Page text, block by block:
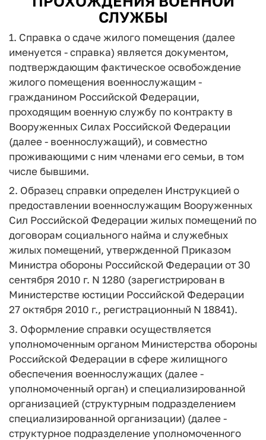
СЛУЖБЫ
1. Справка о сдаче жилого помещения (далее
именуется - справка) является документом,
подтверждающим фактическое освобождение
жилого помещения военнослужащим -
гражданином Российской Федерации,
проходящим военную службу по контракту в
Вооруженных Силах Российской Федерации
(далее - военнослужащий), и совместно
проживающими с ним членами его семьи, в том
числе бывшими.
2. Образец справки определен Инструкцией о
предоставлении военнослужащим Вооруженных
Сил Российской Федерации жилых помещений по
договорам социального найма и служебных
жилых помещений, утвержденной Приказом
Министра обороны Российской Федерации от 30
сентября 2010 г. N 1280 (зарегистрирован в
Министерстве юстиции Российской Федерации
27 октября 2010 г., регистрационный N 18841).
3. Оформление справки осуществляется
уполномоченным органом Министерства обороны
Российской Федерации в сфере жилищного
обеспечения военнослужащих (далее -
уполномоченный орган) и специализированной
организацией (структурным подразделением
специализированной организации) (далее -
структурное подразделение уполномоченного